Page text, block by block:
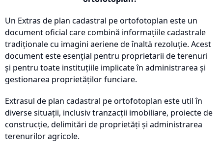
Un Extras de plan cadastral pe ortofotoplan este un
document oficial care combină informațiile cadastrale
tradiționale cu imagini aeriene de înaltă rezoluție. Acest
document este esențial pentru proprietarii de terenuri
și pentru toate instituțiile implicate în administrarea și
gestionarea proprietăților funciare.
Extrasul de plan cadastral pe ortofotoplan este util în
diverse situații, inclusiv tranzacții imobiliare, proiecte de
construcție, delimitări de proprietăți și administrarea
terenurilor agricole.